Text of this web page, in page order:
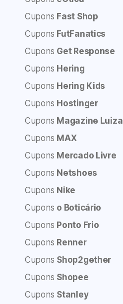
Cupons Fast Shop
Cupons FutFanatics
Cupons Get Response
Cupons Hering
Cupons Hering Kids
Cupons Hostinger
Cupons Magazine Luiza
Cupons MAX
Cupons Mercado Livre
Cupons Netshoes
Cupons Nike
Cupons o Boticário
Cupons Ponto Frio
Cupons Renner
Cupons Shop2gether
Cupons Shopee
Cupons Stanley